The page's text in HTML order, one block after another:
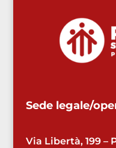
Sede legale/
Via Libertà, 199 –